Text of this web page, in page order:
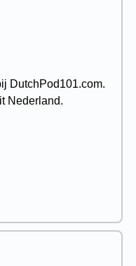
DutchPod101.com.
Nederland.